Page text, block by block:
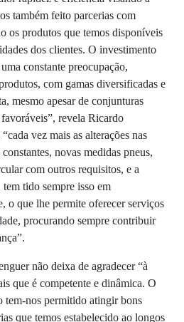
também feito parcerias com
os produtos que temos disponíveis
dos clientes. O investimento
constante preocupação,
com gamas diversificadas e
mesmo apesar de conjunturas
revela Ricardo
vez mais as alterações nas
novas medidas pneus,
com outros requisitos, e a
tido sempre isso em
o que lhe permite oferecer serviços
procurando sempre contribuir
não deixa de agradecer “à
que é competente e dinâmica. O
tem-nos permitido atingir bons
que temos estabelecido ao longos